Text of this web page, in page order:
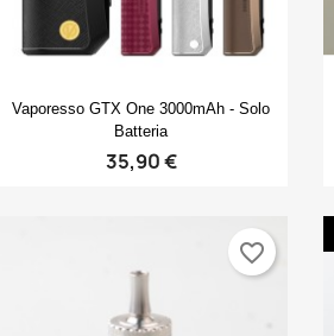
Anteprima
Vaporesso GTX One 3000mAh - Solo
Batteria
35,90 €
favorite_border